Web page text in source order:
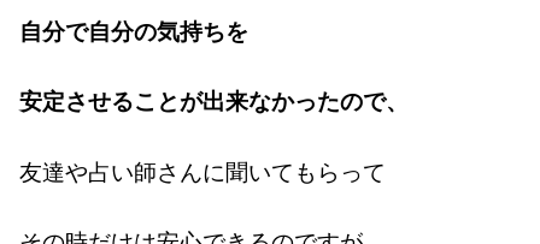
自分で自分の気持ちを
安定させることが出来なかったので、
友達や占い師さんに聞いてもらって